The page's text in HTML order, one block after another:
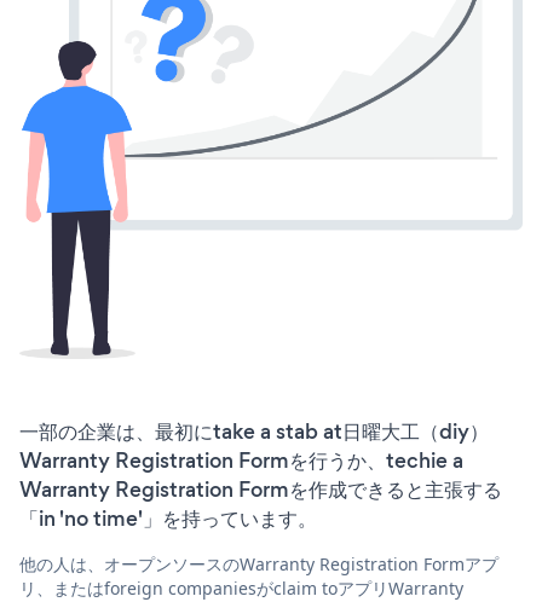
一部の企業は、最初にtake a stab at日曜大工（diy）
Warranty Registration Formを行うか、techie a
Warranty Registration Formを作成できると主張する
「in 'no time'」を持っています。
他の人は、オープンソースのWarranty Registration Formアプ
リ、またはforeign companiesがclaim toアプリWarranty